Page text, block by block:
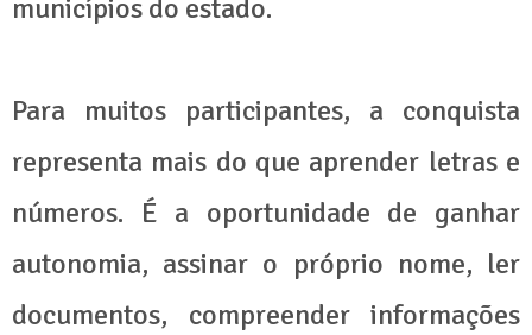
municípios do estado.
Para muitos participantes, a conquista
representa mais do que aprender letras e
números. É a oportunidade de ganhar
autonomia, assinar o próprio nome, ler
documentos, compreender informações